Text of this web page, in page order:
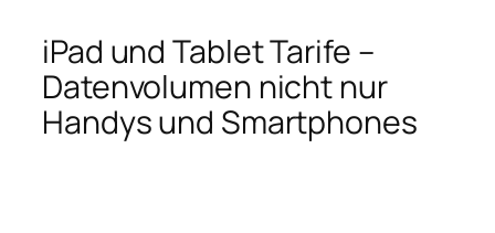
iPad und Tablet Tarife –
Datenvolumen nicht nur
Handys und Smartphones